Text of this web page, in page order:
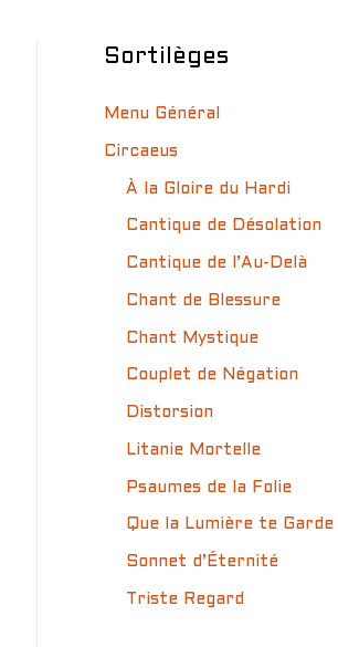
Sortilèges
Menu Général
Circaeus
À la Gloire du Hardi
Cantique de Désolation
Cantique de l’Au-Delà
Chant de Blessure
Chant Mystique
Couplet de Négation
Distorsion
Litanie Mortelle
Psaumes de la Folie
Que la Lumière te Garde
Sonnet d’Éternité
Triste Regard